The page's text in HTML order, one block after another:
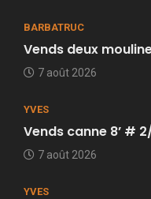
BARBATRUC
Vends deux
7 août 2026
YVES
Vends canne 8’ #
7 août 2026
YVES